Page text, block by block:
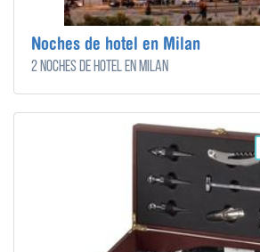
Noches de hotel en Milan
2 noches de hotel en Milan